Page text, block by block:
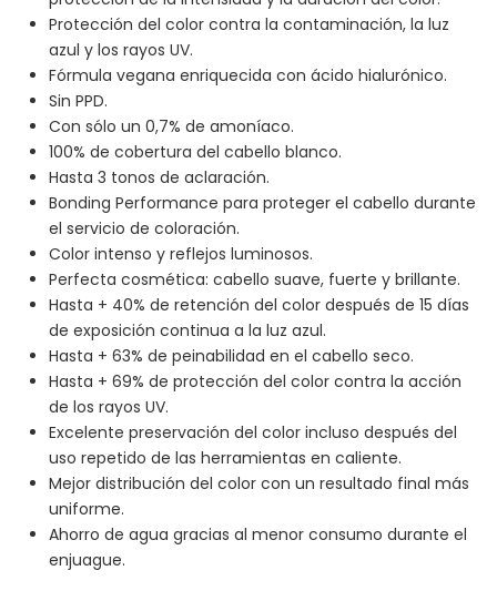
Protección del color contra la contaminación, la luz
azul y los rayos UV.
Fórmula vegana enriquecida con ácido hialurónico.
Sin PPD.
Con sólo un 0,7% de amoníaco.
100% de cobertura del cabello blanco.
Hasta 3 tonos de aclaración.
Bonding Performance para proteger el cabello durante
el servicio de coloración.
Color intenso y reflejos luminosos.
Perfecta cosmética: cabello suave, fuerte y brillante.
Hasta + 40% de retención del color después de 15 días
de exposición continua a la luz azul.
Hasta + 63% de peinabilidad en el cabello seco.
Hasta + 69% de protección del color contra la acción
de los rayos UV.
Excelente preservación del color incluso después del
uso repetido de las herramientas en caliente.
Mejor distribución del color con un resultado final más
uniforme.
Ahorro de agua gracias al menor consumo durante el
enjuague.